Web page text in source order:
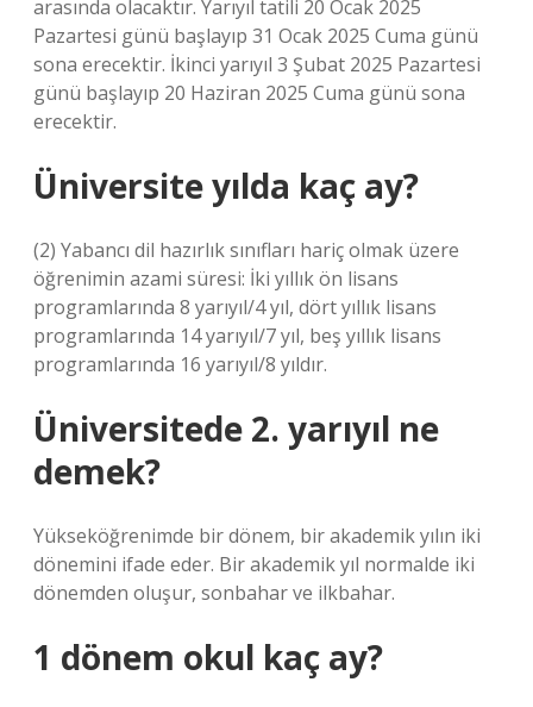
arasında olacaktır. Yarıyıl tatili 20 Ocak 2025
Pazartesi günü başlayıp 31 Ocak 2025 Cuma günü
sona erecektir. İkinci yarıyıl 3 Şubat 2025 Pazartesi
günü başlayıp 20 Haziran 2025 Cuma günü sona
erecektir.
Üniversite yılda kaç ay?
(2) Yabancı dil hazırlık sınıfları hariç olmak üzere
öğrenimin azami süresi: İki yıllık ön lisans
programlarında 8 yarıyıl/4 yıl, dört yıllık lisans
programlarında 14 yarıyıl/7 yıl, beş yıllık lisans
programlarında 16 yarıyıl/8 yıldır.
Üniversitede 2. yarıyıl ne
demek?
Yükseköğrenimde bir dönem, bir akademik yılın iki
dönemini ifade eder. Bir akademik yıl normalde iki
dönemden oluşur, sonbahar ve ilkbahar.
1 dönem okul kaç ay?